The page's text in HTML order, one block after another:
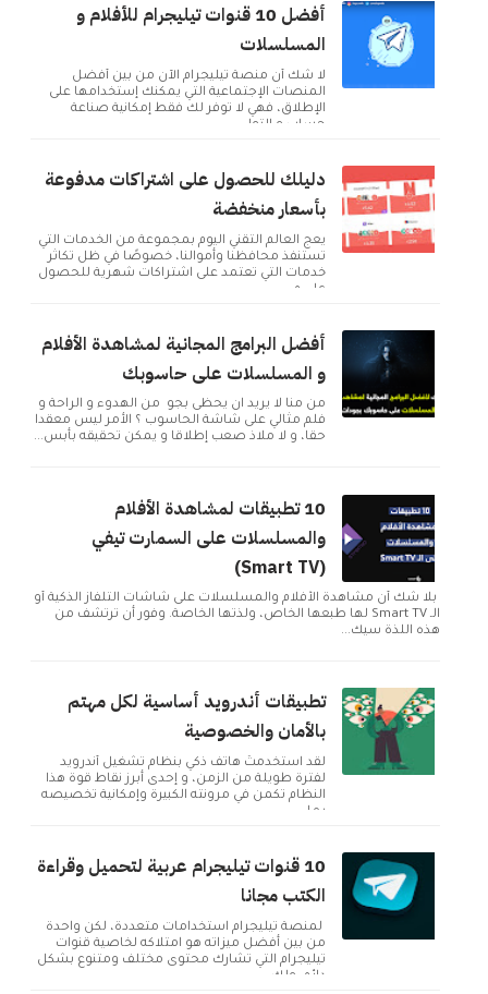
أفضل 10 قنوات تيليجرام للأفلام و
المسلسلات
لا شك أن منصة تيليجرام الآن من بين أفضل
المنصات الإجتماعية التي يمكنك إستخدامها على
الإطلاق، فهي لا توفر لك فقط إمكانية صناعة
حساب و التوا...
دليلك للحصول على اشتراكات مدفوعة
بأسعار منخفضة
يعج العالم التقني اليوم بمجموعة من الخدمات التي
تستنفذ محافظنا وأموالنا، خصوصًا في ظل تكاثر
خدمات التي تعتمد على اشتراكات شهرية للحصول
على م...
أفضل البرامج المجانية لمشاهدة الأفلام
و المسلسلات على حاسوبك
من منا لا يريد ان يحظى بجو من الهدوء و الراحة و
فلم مثالي على شاشة الحاسوب ؟ الأمر ليس معقدا
حقا، و لا ملاذ صعب إطلاقا و يمكن تحقيقه بأبس...
10 تطبيقات لمشاهدة الأفلام
والمسلسلات على السمارت تيفي
(Smart TV)
بلا شك أن مشاهدة الأفلام والمسلسلات على شاشات التلفاز الذكية أو
الـ Smart TV لها طبعها الخاص، ولذتها الخاصة. وفور أن ترتشف من
هذه اللذة سيك...
تطبيقات أندرويد أساسية لكل مهتم
بالأمان والخصوصية
لقد استخدمتُ هاتف ذكي بنظام تشغيل أندرويد
لفترة طويلة من الزمن، و إحدى أبرز نقاط قوة هذا
النظام تكمن في مرونته الكبيرة وإمكانية تخصيصه
بما ...
10 قنوات تيليجرام عربية لتحميل وقراءة
الكتب مجانا
لمنصة تيليجرام استخدامات متعددة، لكن واحدة
من بين أفضل ميزاته هو امتلاكه لخاصية قنوات
تيليجرام التي تشارك محتوى مختلف ومتنوع بشكل
دائم. ولك...